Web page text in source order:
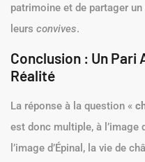
patrimoine et de partager un
leurs convives.
Conclusion : Un Pari
Réalité
La réponse à la question «
est donc multiple, à l’image
l’image d’Épinal, la vie de